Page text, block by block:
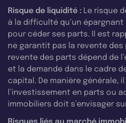
Risque de liquidité : Le risque
à la difficulté qu’un
pour céder ses parts. Il est
ne garantit pas la revente des
revente des parts dépend de
et la demande dans le cadre
capital. De manière générale,
l’investissement en parts ou
immobiliers doit s’envisager